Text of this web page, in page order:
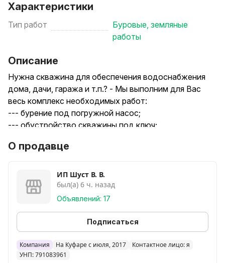
Характеристики
Тип работ
Буровые, земляные
работы
Описание
Нужна скважина для обеспечения водоснабжения
дома, дачи, гаража и т.п.? - Мы выполним для Вас
весь комплекс необходимых работ:
--- бурение под погружной насос;
--- обустройство скважины под ключ;
работа только с качественными и
--- гарантия и договор на выполненные работы;
--- малогабаритное буровое оборудование, без
заезда тяжелой спецтехники;
--- рассрочка 3 мес. под 0%.
--- многолетний опыт выполнения буровых работ.
--- Вы платите только за результат.
--- сантехничесеие работы.
О продавце
ИП Шуст В. В.
был(а) 6 ч. назад
Объявлений: 17
Подписаться
Компания На Куфаре с июля, 2017
Контактное лицо: я
УНП: 791083961